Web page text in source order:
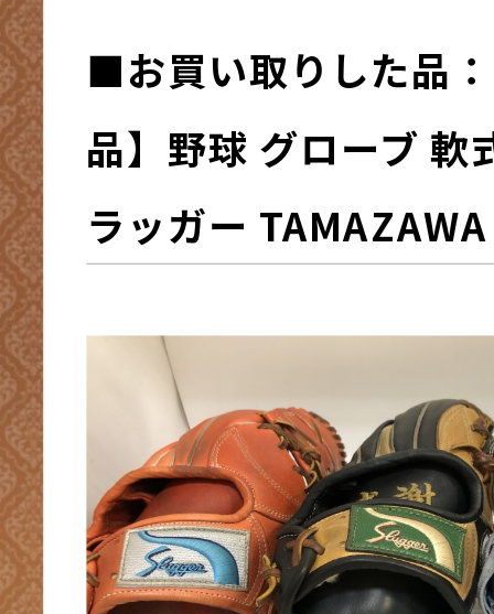
■お買い取りした品
品】野球 グローブ 軟
ラッガー TAMAZAWA